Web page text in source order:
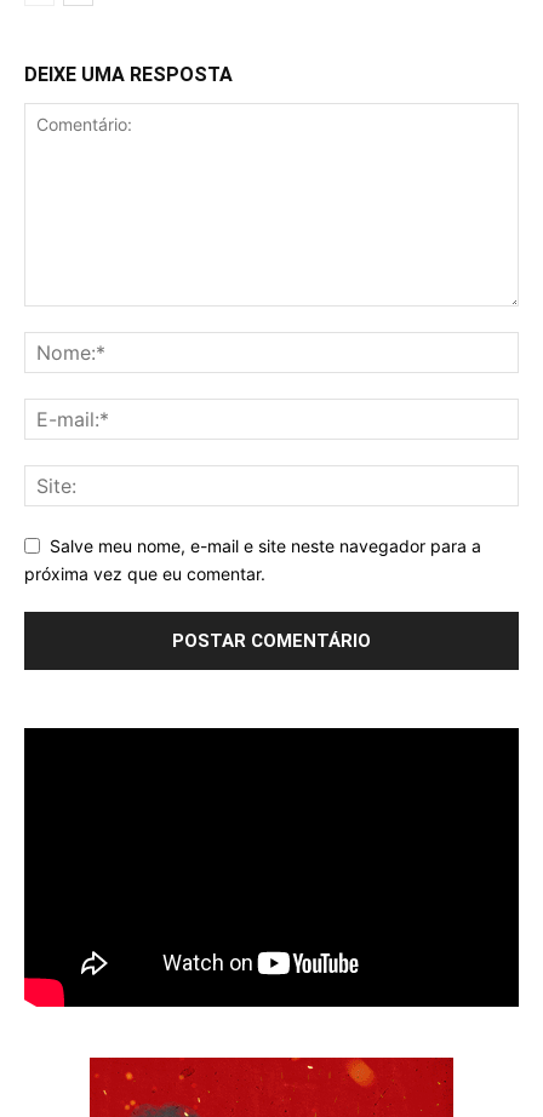
DEIXE UMA RESPOSTA
Salve meu nome, e-mail e site neste navegador para a
próxima vez que eu comentar.